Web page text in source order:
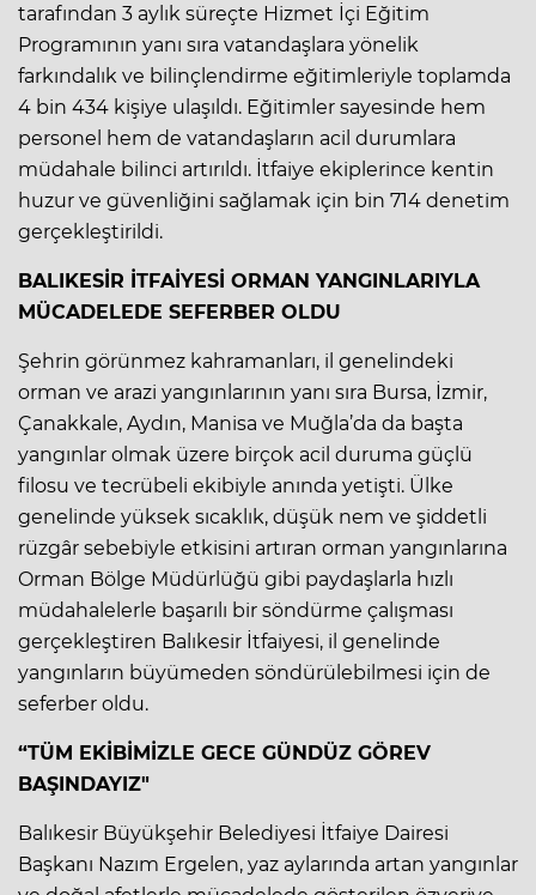
tarafından 3 aylık süreçte Hizmet İçi Eğitim
Programının yanı sıra vatandaşlara yönelik
farkındalık ve bilinçlendirme eğitimleriyle toplamda
4 bin 434 kişiye ulaşıldı. Eğitimler sayesinde hem
personel hem de vatandaşların acil durumlara
müdahale bilinci artırıldı. İtfaiye ekiplerince kentin
huzur ve güvenliğini sağlamak için bin 714 denetim
gerçekleştirildi.
BALIKESİR İTFAİYESİ ORMAN YANGINLARIYLA
MÜCADELEDE SEFERBER OLDU
Şehrin görünmez kahramanları, il genelindeki
orman ve arazi yangınlarının yanı sıra Bursa, İzmir,
Çanakkale, Aydın, Manisa ve Muğla’da da başta
yangınlar olmak üzere birçok acil duruma güçlü
filosu ve tecrübeli ekibiyle anında yetişti. Ülke
genelinde yüksek sıcaklık, düşük nem ve şiddetli
rüzgâr sebebiyle etkisini artıran orman yangınlarına
Orman Bölge Müdürlüğü gibi paydaşlarla hızlı
müdahalelerle başarılı bir söndürme çalışması
gerçekleştiren Balıkesir İtfaiyesi, il genelinde
yangınların büyümeden söndürülebilmesi için de
seferber oldu.
“TÜM EKİBİMİZLE GECE GÜNDÜZ GÖREV
BAŞINDAYIZ"
Balıkesir Büyükşehir Belediyesi İtfaiye Dairesi
Başkanı Nazım Ergelen, yaz aylarında artan yangınlar